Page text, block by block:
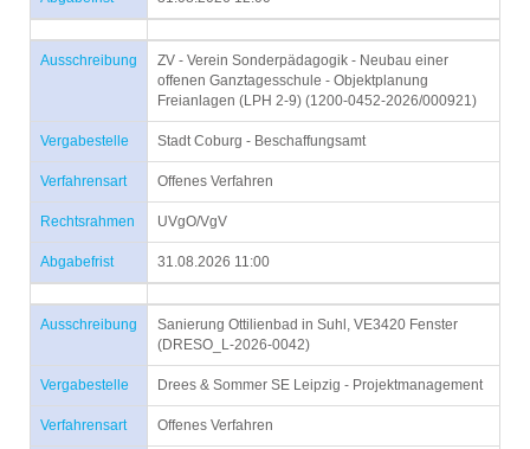
Ausschreibung
ZV - Verein Sonderpädagogik - Neubau einer
offenen Ganztagesschule - Objektplanung
Freianlagen (LPH 2-9) (1200-0452-2026/000921)
Vergabestelle Stadt Coburg - Beschaffungsamt
Verfahrensart Offenes Verfahren
Rechtsrahmen UVgO/VgV
Abgabefrist 31.08.2026 11:00
Ausschreibung
Sanierung Ottilienbad in Suhl, VE3420 Fenster
(DRESO_L-2026-0042)
Vergabestelle Drees & Sommer SE Leipzig - Projektmanagement
Verfahrensart Offenes Verfahren